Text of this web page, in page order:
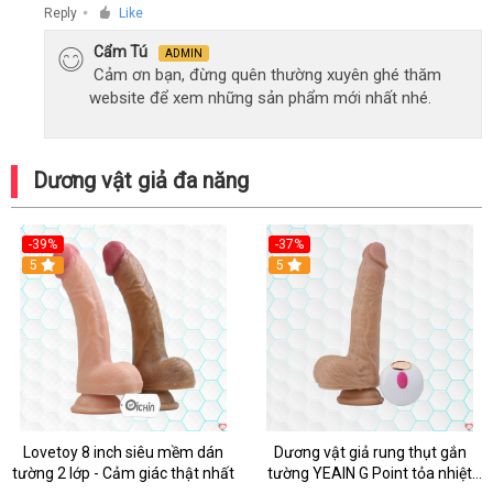
Reply ● Like
Cẩm Tú ADMIN
Cảm ơn bạn, đừng quên thường xuyên ghé thăm
website để xem những sản phẩm mới nhất nhé.
Dương vật giả đa năng
-39%
Hot
5
Lovetoy 8 inch siêu mềm dán
tường 2 lớp - Cảm giác thật nhất
-37%
5
Dương vật giả rung thụt gắn
tường YEAIN G Point tỏa nhiệt